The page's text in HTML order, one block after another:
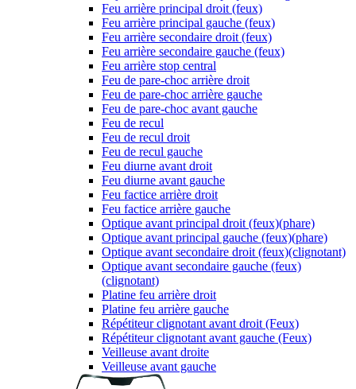
Feu arrière principal droit (feux)
Feu arrière principal gauche (feux)
Feu arrière secondaire droit (feux)
Feu arrière secondaire gauche (feux)
Feu arrière stop central
Feu de pare-choc arrière droit
Feu de pare-choc arrière gauche
Feu de pare-choc avant gauche
Feu de recul
Feu de recul droit
Feu de recul gauche
Feu diurne avant droit
Feu diurne avant gauche
Feu factice arrière droit
Feu factice arrière gauche
Optique avant principal droit (feux)(phare)
Optique avant principal gauche (feux)(phare)
Optique avant secondaire droit (feux)(clignotant)
Optique avant secondaire gauche (feux)
(clignotant)
Platine feu arrière droit
Platine feu arrière gauche
Répétiteur clignotant avant droit (Feux)
Répétiteur clignotant avant gauche (Feux)
Veilleuse avant droite
Veilleuse avant gauche